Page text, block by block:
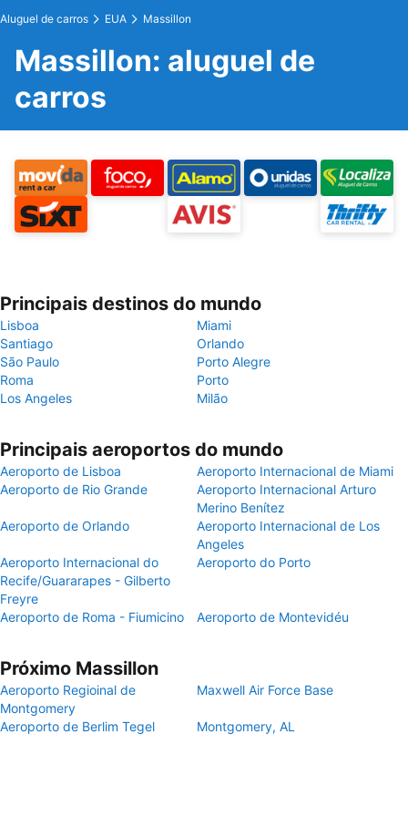
Aluguel de carros EUA Massillon
Massillon: aluguel de
carros
Principais destinos do mundo
Lisboa
Miami
Santiago
Orlando
São Paulo
Porto Alegre
Roma
Porto
Los Angeles
Milão
Principais aeroportos do mundo
Aeroporto de Lisboa
Aeroporto Internacional de Miami
Aeroporto de Rio Grande
Aeroporto Internacional Arturo
Merino Benítez
Aeroporto de Orlando
Aeroporto Internacional de Los
Angeles
Aeroporto Internacional do
Recife/Guararapes - Gilberto
Freyre
Aeroporto do Porto
Aeroporto de Roma - Fiumicino Aeroporto de Montevidéu
Próximo Massillon
Aeroporto Regioinal de
Montgomery
Maxwell Air Force Base
Aeroporto de Berlim Tegel Montgomery, AL